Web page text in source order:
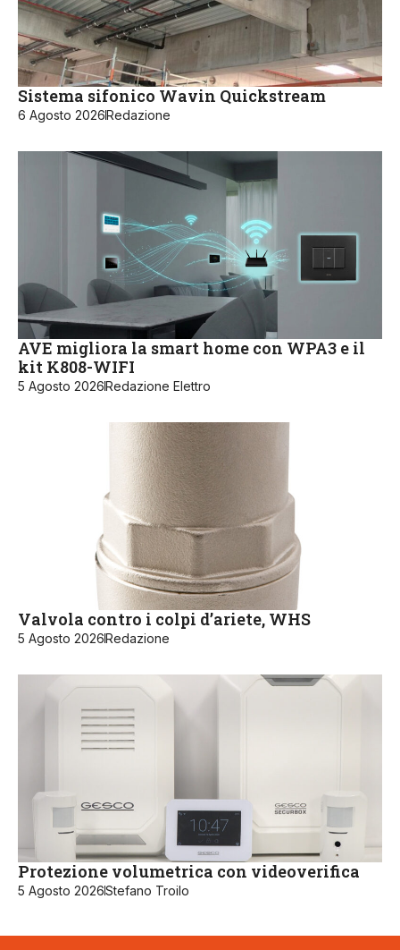
Sistema sifonico Wavin Quickstream
6 Agosto 2026Redazione
AVE migliora la smart home con WPA3 e il
kit K808-WIFI
5 Agosto 2026Redazione Elettro
Valvola contro i colpi d’ariete, WHS
5 Agosto 2026Redazione
Protezione volumetrica con videoverifica
5 Agosto 2026Stefano Troilo